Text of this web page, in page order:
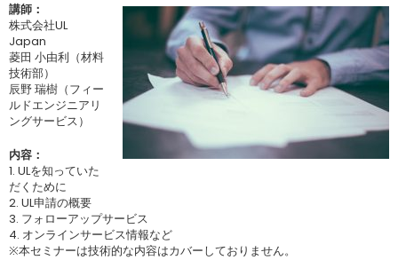
講師：
株式会社UL
Japan
菱田 小由利（材料
技術部）
辰野 瑞樹（フィー
ルドエンジニアリ
ングサービス）
内容：
1. ULを知っていた
だくために
2. UL申請の概要
3. フォローアップサービス
4. オンラインサービス情報など
※本セミナーは技術的な内容はカバーしておりません。